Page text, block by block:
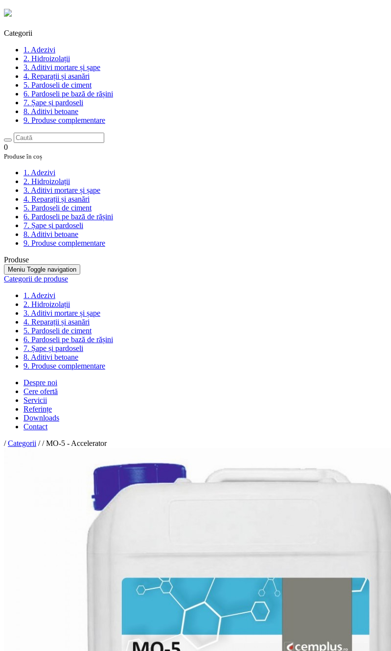
Categorii
1. Adezivi
2. Hidroizolații
3. Aditivi mortare și șape
4. Reparații și asanări
5. Pardoseli de ciment
6. Pardoseli pe bază de rășini
7. Șape și pardoseli
8. Aditivi betoane
9. Produse complementare
0
Produse în coș
1. Adezivi
2. Hidroizolații
3. Aditivi mortare și șape
4. Reparații și asanări
5. Pardoseli de ciment
6. Pardoseli pe bază de rășini
7. Șape și pardoseli
8. Aditivi betoane
9. Produse complementare
Produse
Meniu Toggle navigation
Categorii de produse
1. Adezivi
2. Hidroizolații
3. Aditivi mortare și șape
4. Reparații și asanări
5. Pardoseli de ciment
6. Pardoseli pe bază de rășini
7. Șape și pardoseli
8. Aditivi betoane
9. Produse complementare
Despre noi
Cere ofertă
Servicii
Referințe
Downloads
Contact
/Categorii / / MO-5 - Accelerator